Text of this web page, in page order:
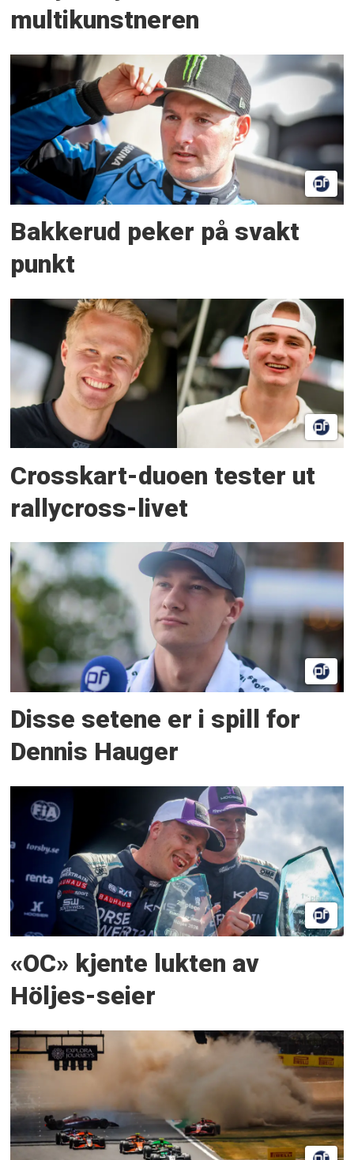
multikunstneren
Bakkerud peker på svakt
punkt
Crosskart-duoen tester ut
rallycross-livet
Disse setene er i spill for
Dennis Hauger
«OC» kjente lukten av
Höljes-seier